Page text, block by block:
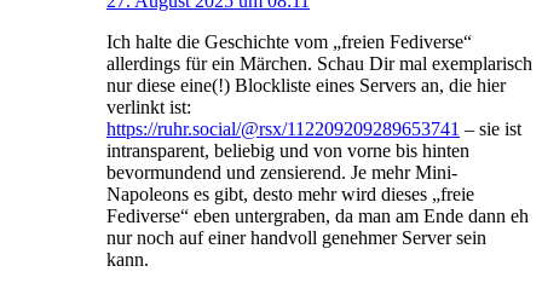
Ich halte die Geschichte vom „freien Fediverse“
allerdings für ein Märchen. Schau Dir mal exemplarisch
nur diese eine(!) Blockliste eines Servers an, die hier
verlinkt ist:
https://ruhr.social/@rsx/112209209289653741 – sie ist
intransparent, beliebig und von vorne bis hinten
bevormundend und zensierend. Je mehr Mini-
Napoleons es gibt, desto mehr wird dieses „freie
Fediverse“ eben untergraben, da man am Ende dann eh
nur noch auf einer handvoll genehmer Server sein
kann.